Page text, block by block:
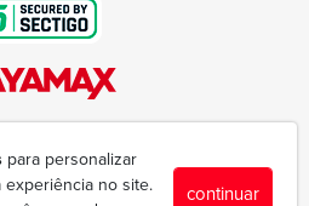
3377-6600
para personalizar
experiência no site.
continuar